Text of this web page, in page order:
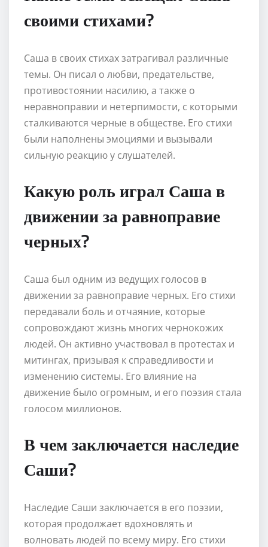
своими стихами?
Саша в своих стихах затрагивал различные
темы. Он писал о любви, предательстве,
противостоянии насилию, а также о
неравноправии и нетерпимости, с которыми
сталкиваются черные в обществе. Его стихи
были наполнены эмоциями и вызывали
сильную реакцию у слушателей.
Какую роль играл Саша в
движении за равноправие
черных?
Саша был одним из ведущих голосов в
движении за равноправие черных. Его стихи
передавали боль и отчаяние, которые
сопровождают жизнь многих чернокожих
людей. Он активно участвовал в протестах и
митингах, призывая к справедливости и
изменению системы. Его влияние на
движение было огромным, и его поэзия стала
голосом миллионов.
В чем заключается наследие
Саши?
Наследие Саши заключается в его поэзии,
которая продолжает вдохновлять и
волновать людей по всему миру. Его стихи